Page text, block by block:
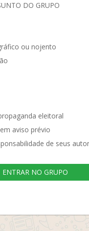
DO GRUPO
ou nojento
eleitoral
aviso prévio
de seus
ENTRAR NO GRUPO